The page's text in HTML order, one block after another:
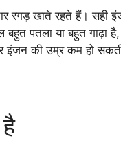
रगड़ खाते रहते हैं। सही
पतला या बहुत गाढ़ा
इंजन की उम्र कम हो